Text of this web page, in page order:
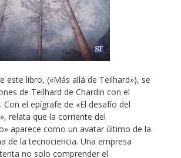
este libro, («Más allá de Teilhard»), se
de Teilhard de Chardin con el
el epígrafe de «El desafío del
relata que la corriente del
aparece como un avatar último de la
de la tecnociencia. Una empresa
no solo comprender el